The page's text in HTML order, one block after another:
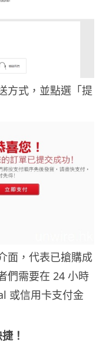
方式，並點選「提
面，代表已搶購成
們需要在 24 小時
或信用卡支付金
！